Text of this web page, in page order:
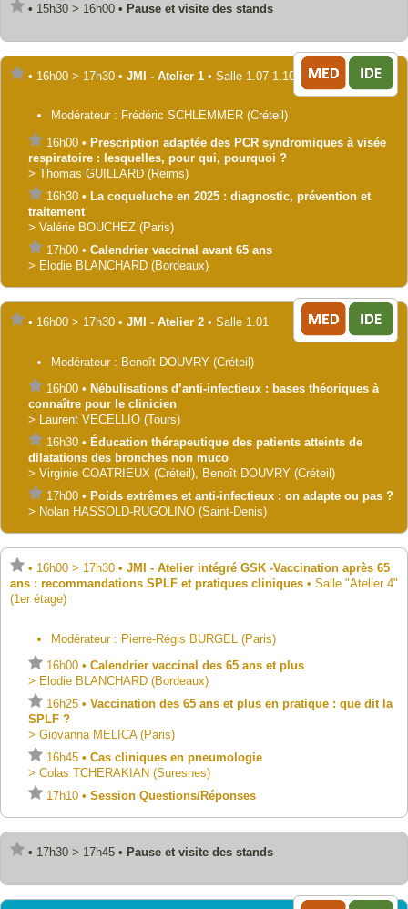
• 15h30 > 16h00 • Pause et visite des stands
• 16h00 > 17h30 • JMI - Atelier 1 • Salle 1.07-1.10
Modérateur : Frédéric SCHLEMMER (Créteil)
16h00 • Prescription adaptée des PCR syndromiques à visée
respiratoire : lesquelles, pour qui, pourquoi ?
> Thomas GUILLARD (Reims)
16h30 • La coqueluche en 2025 : diagnostic, prévention et
traitement
> Valérie BOUCHEZ (Paris)
17h00 • Calendrier vaccinal avant 65 ans
> Elodie BLANCHARD (Bordeaux)
• 16h00 > 17h30 • JMI - Atelier 2 • Salle 1.01
Modérateur : Benoît DOUVRY (Créteil)
16h00 • Nébulisations d’anti-infectieux : bases théoriques à
connaître pour le clinicien
> Laurent VECELLIO (Tours)
16h30 • Éducation thérapeutique des patients atteints de
dilatations des bronches non muco
> Virginie COATRIEUX (Créteil), Benoît DOUVRY (Créteil)
17h00 • Poids extrêmes et anti-infectieux : on adapte ou pas ?
> Nolan HASSOLD-RUGOLINO (Saint-Denis)
• 16h00 > 17h30 • JMI - Atelier intégré GSK -Vaccination après 65
ans : recommandations SPLF et pratiques cliniques • Salle "Atelier 4"
(1er étage)
Modérateur : Pierre-Régis BURGEL (Paris)
16h00 • Calendrier vaccinal des 65 ans et plus
> Elodie BLANCHARD (Bordeaux)
16h25 • Vaccination des 65 ans et plus en pratique : que dit la
SPLF ?
> Giovanna MELICA(Paris)
16h45 • Cas cliniques en pneumologie
> Colas TCHERAKIAN (Suresnes)
17h10 • Session Questions/Réponses
• 17h30 > 17h45 • Pause et visite des stands